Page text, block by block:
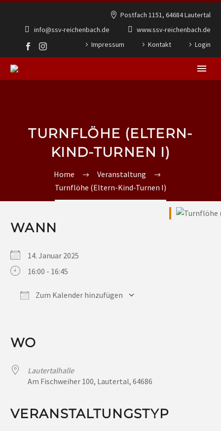
Postfach 1151, 64684 Lautertal
info@ssv-reichenbach.de
www.ssv-reichenbach.de
Impressum
Kontakt Login
TURNFLÖHE (ELTERN-
KIND-TURNEN I)
Home
Veranstaltung
Turnflöhe (Eltern-Kind-Turnen I)
WANN
14. Januar 2025
16:00 - 16:45
Zum Kalender hinzufügen
WO
Lautertalhalle
Am Fischweiher 100, Lautertal, 64686
VERANSTALTUNGSTYP